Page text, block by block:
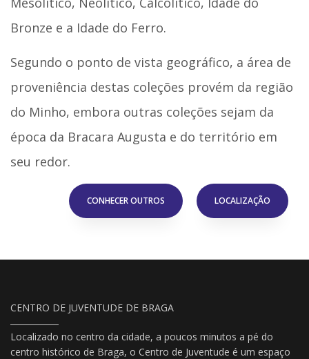
Bronze e a Idade do Ferro.
Segundo o ponto de vista geográfico, a área de
proveniência destas coleções provém da região
do Minho, embora outras coleções sejam da
época da Bracara Augusta e do território em
seu redor.
CONHECER OUTROS LOCALIZAÇÃO
CENTRO DE JUVENTUDE DE BRAGA
Localizado no centro da cidade, a poucos minutos a pé do
centro histórico de Braga, o Centro de Juventude é um espaço